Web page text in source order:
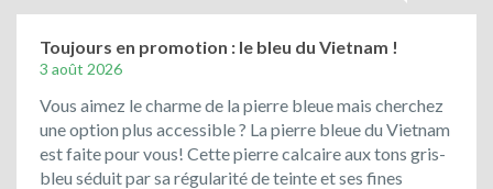
de
Bavière
Toujours en promotion : le bleu du Vietnam !
3 août 2026
Vous aimez le charme de la pierre bleue mais cherchez
une option plus accessible ? La pierre bleue du Vietnam
est faite pour vous! Cette pierre calcaire aux tons gris-
bleu séduit par sa régularité de teinte et ses fines